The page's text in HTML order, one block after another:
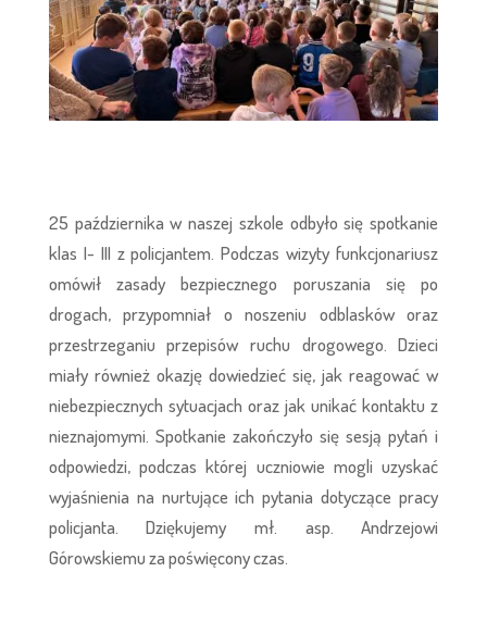
25 października w naszej szkole odbyło się spotkanie
klas I- III z policjantem. Podczas wizyty funkcjonariusz
omówił zasady bezpiecznego poruszania się po
drogach, przypomniał o noszeniu odblasków oraz
przestrzeganiu przepisów ruchu drogowego. Dzieci
miały również okazję dowiedzieć się, jak reagować w
niebezpiecznych sytuacjach oraz jak unikać kontaktu z
nieznajomymi. Spotkanie zakończyło się sesją pytań i
odpowiedzi, podczas której uczniowie mogli uzyskać
wyjaśnienia na nurtujące ich pytania dotyczące pracy
policjanta. Dziękujemy mł. asp. Andrzejowi
Górowskiemu za poświęcony czas.